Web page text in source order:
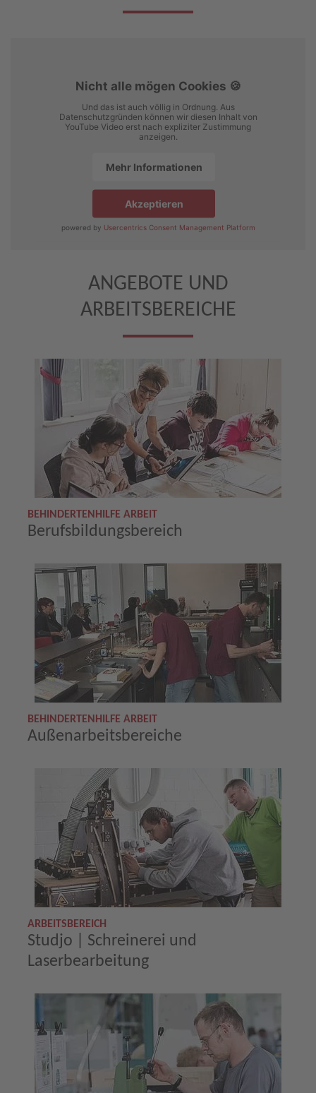
Nicht alle mögen Cookies 🍪
Und das ist auch völlig in Ordnung. Aus
Datenschutzgründen können wir diesen Inhalt von
YouTube Video erst nach expliziter Zustimmung
anzeigen.
Mehr Informationen
Akzeptieren
powered by Usercentrics Consent Management Platform
ANGEBOTE UND
ARBEITSBEREICHE
BEHINDERTENHILFE ARBEIT
Berufsbildungsbereich
BEHINDERTENHILFE ARBEIT
Außenarbeitsbereiche
ARBEITSBEREICH
Studjo | Schreinerei und
Laserbearbeitung